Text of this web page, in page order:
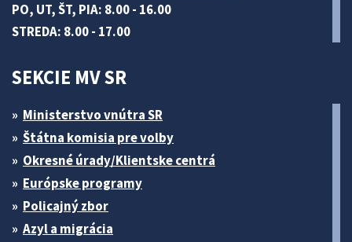
PO, UT, ŠT, PIA: 8.00 - 16.00
STREDA: 8.00 - 17.00
SEKCIE MV SR
Ministerstvo vnútra SR
Štátna komisia pre volby
Okresné úrady/Klientske centrá
Európske programy
Policajný zbor
Azyl a migrácia